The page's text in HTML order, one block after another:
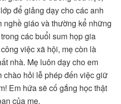
để giảng dạy cho các anh
nghề giáo và thường kể những
các buổi sum họp gia
việc xã hội, mẹ còn là
nhà. Mẹ luôn dạy cho em
chào hỏi lễ phép đến việc giữ
Em hứa sẽ cố gắng học thật
của mẹ.